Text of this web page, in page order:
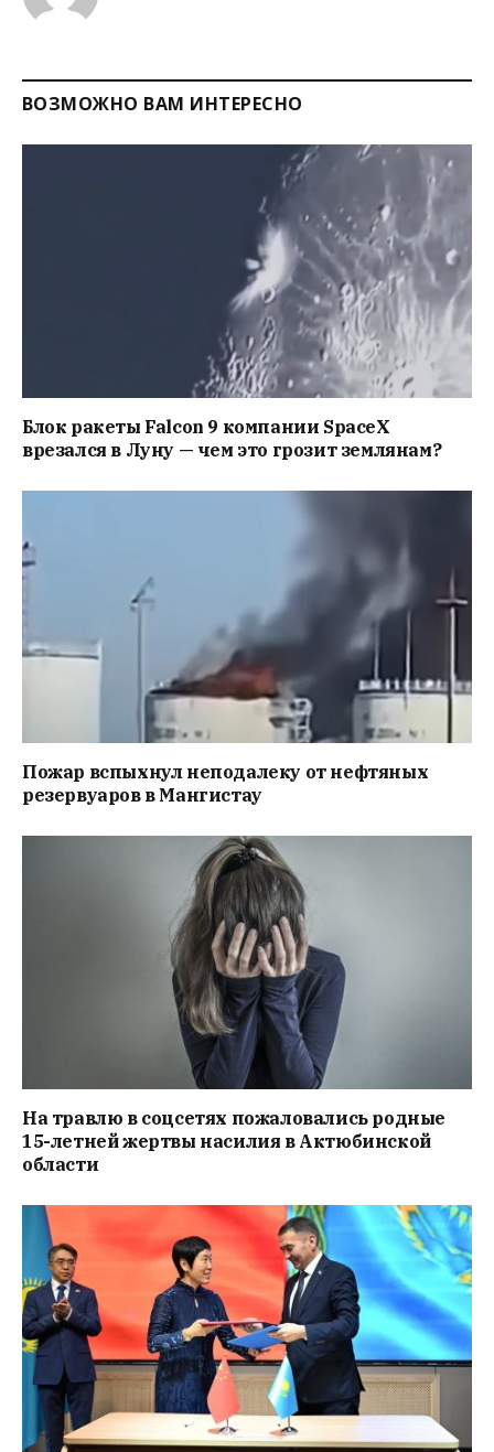
ВОЗМОЖНО ВАМ ИНТЕРЕСНО
Блок ракеты Falcon 9 компании SpaceX
врезался в Луну — чем это грозит землянам?
Пожар вспыхнул неподалеку от нефтяных
резервуаров в Мангистау
На травлю в соцсетях пожаловались родные
15-летней жертвы насилия в Актюбинской
области